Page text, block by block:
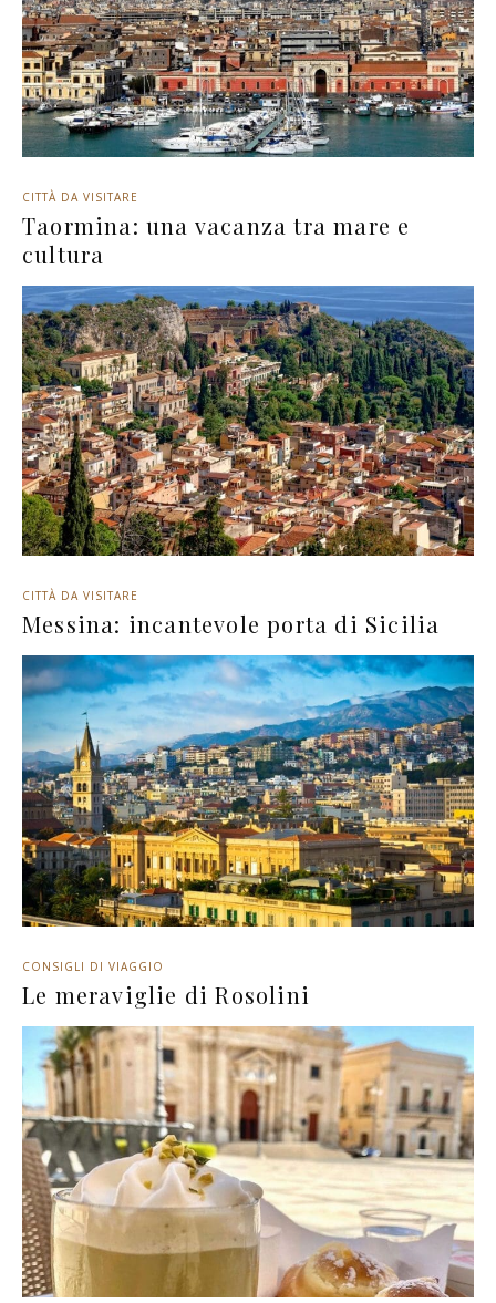
CITTÀ DA VISITARE
Taormina: una vacanza tra mare e
cultura
CITTÀ DA VISITARE
Messina: incantevole porta di Sicilia
CONSIGLI DI VIAGGIO
Le meraviglie di Rosolini